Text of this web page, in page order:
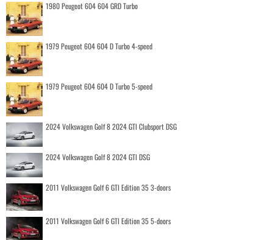
1980 Peugeot 604 604 GRD Turbo
1979 Peugeot 604 604 D Turbo 4-speed
1979 Peugeot 604 604 D Turbo 5-speed
2024 Volkswagen Golf 8 2024 GTI Clubsport DSG
2024 Volkswagen Golf 8 2024 GTI DSG
2011 Volkswagen Golf 6 GTI Edition 35 3-doors
2011 Volkswagen Golf 6 GTI Edition 35 5-doors